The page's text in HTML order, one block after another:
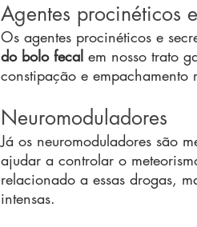
Agentes procinéticos
Os agentes procinéticos e
do bolo fecal em nosso trato
constipação e empachamento
Neuromoduladores
Já os neuromoduladores são
ajudar a controlar o
relacionado a essas drogas,
intensas.